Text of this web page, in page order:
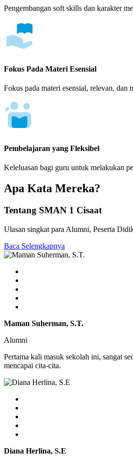
Pengembangan soft skills dan karakter
Fokus Pada Materi Esensial
Fokus pada materi esensial, relevan,
Pembelajaran yang Fleksibel
Keleluasan bagi guru untuk melakukan
Apa Kata Mereka?
Tentang SMAN 1 Cisaat
Ulasan singkat para Alumni, Peserta
Baca Selengkapnya
Maman Suherman, S.T.
Alumni
Pertama kali masuk sekolah ini, sangat
mencapai cita-cita.
Diana Herlina, S.E